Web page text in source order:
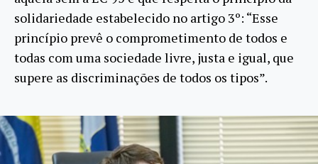
solidariedade estabelecido no artigo 3º: “Esse
princípio prevê o comprometimento de todos e
todas com uma sociedade livre, justa e igual, que
supere as discriminações de todos os tipos”.